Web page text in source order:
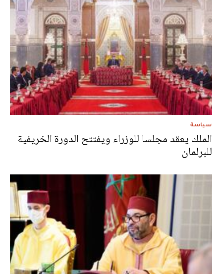
سياسة
الملك يعقد مجلسا للوزراء ويفتتح الدورة الخريفية
للبرلمان